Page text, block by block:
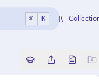
⌘ K
Copy source
Share this
Bekijk